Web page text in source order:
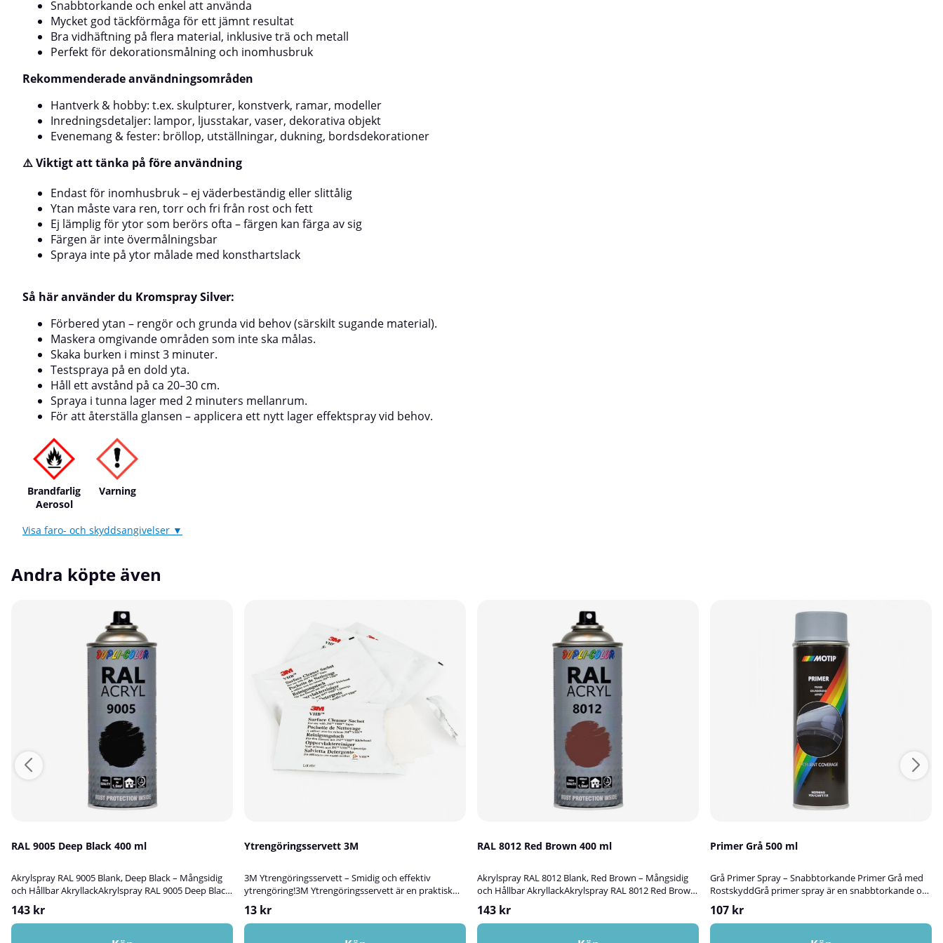
primerMaskera ytor som inte ska målasSkaka burken
i minst 3 minuterTestspraya på en dold ytaSpraya i
tunna lager med 2 minuters intervall, på ca 20–30 cm
avståndLåt torka i mellanlager och efter
appliceringMed guldfärgad kromspray får du en
perfekt när du vill sätta guldkant på både vardag och
minuterTestspraya på en dold ytaSpraya i tunna
lager med ca 2 minuters intervall på 20–30 cm
avståndLåt torka mellan varje lager – förnyad glans
uppnås med ett nytt skikt vid behovMed
kopparfärgad kromspray skapar du enkelt en elegant
och fest inomhus.
Snabbtorkande och enkel att använda
Mycket god täckförmåga för ett jämnt resultat
Bra vidhäftning på flera material, inklusive trä och metall
Perfekt för dekorationsmålning och inomhusbruk
Rekommenderade användningsområden
Hantverk & hobby: t.ex. skulpturer, konstverk, ramar, modeller
Inredningsdetaljer: lampor, ljusstakar, vaser, dekorativa objekt
Evenemang & fester: bröllop, utställningar, dukning, bordsdekorationer
⚠️ Viktigt att tänka på före användning
Endast för inomhusbruk – ej väderbeständig eller slittålig
Ytan måste vara ren, torr och fri från rost och fett
Ej lämplig för ytor som berörs ofta – färgen kan färga av sig
Färgen är inte övermålningsbar
Spraya inte på ytor målade med konsthartslack
Så här använder du Kromspray Silver:
Förbered ytan – rengör och grunda vid behov (särskilt sugande material).
Maskera omgivande områden som inte ska målas.
Skaka burken i minst 3 minuter.
Testspraya på en dold yta.
Håll ett avstånd på ca 20–30 cm.
Spraya i tunna lager med 2 minuters mellanrum.
För att återställa glansen – applicera ett nytt lager effektspray vid behov.
Brandfarlig
Aerosol
Varning
Visa faro- och skyddsangivelser ▼
Andra köpte även
RAL 9005 Deep Black 400 ml
Akrylspray RAL 9005 Blank, Deep Black – Mångsidig
och Hållbar AkryllackAkrylspray RAL 9005 Deep Black
är en slitstark, blank akryllack av hög kvalitet, perfekt
för att bättringsmåla, skydda och dekorera ytor av
trä, metall, aluminium, plast, glas eller sten. Färgen
143 kr
Ytrengöringsservett 3M
3M Ytrengöringsservett – Smidig och effektiv
ytrengöring!3M Ytrengöringsservett är en praktisk
och effektiv rengöringslösning som snabbt tar bort
smuts, fett och polerrester från olika ytor.Servetten
är impregnerad med en blandning av isopropanol
13 kr
RAL 8012 Red Brown 400 ml
Akrylspray RAL 8012 Blank, Red Brown – Mångsidig
och Hållbar AkryllackAkrylspray RAL 8012 Red Brown
är en slitstark, blank akryllack av hög kvalitet, perfekt
för att bättringsmåla, skydda och dekorera ytor av
trä, metall, aluminium, plast, glas eller sten. Färgen
143 kr
Primer Grå 500 ml
Grå Primer Spray – Snabbtorkande Primer Grå med
RostskyddGrå primer spray är en snabbtorkande och
mångsidig primer grå som används som grundfärg
före lackering. Den ger en jämn, matt yta med god
vidhäftning och fungerar utmärkt som bas under de
107 kr